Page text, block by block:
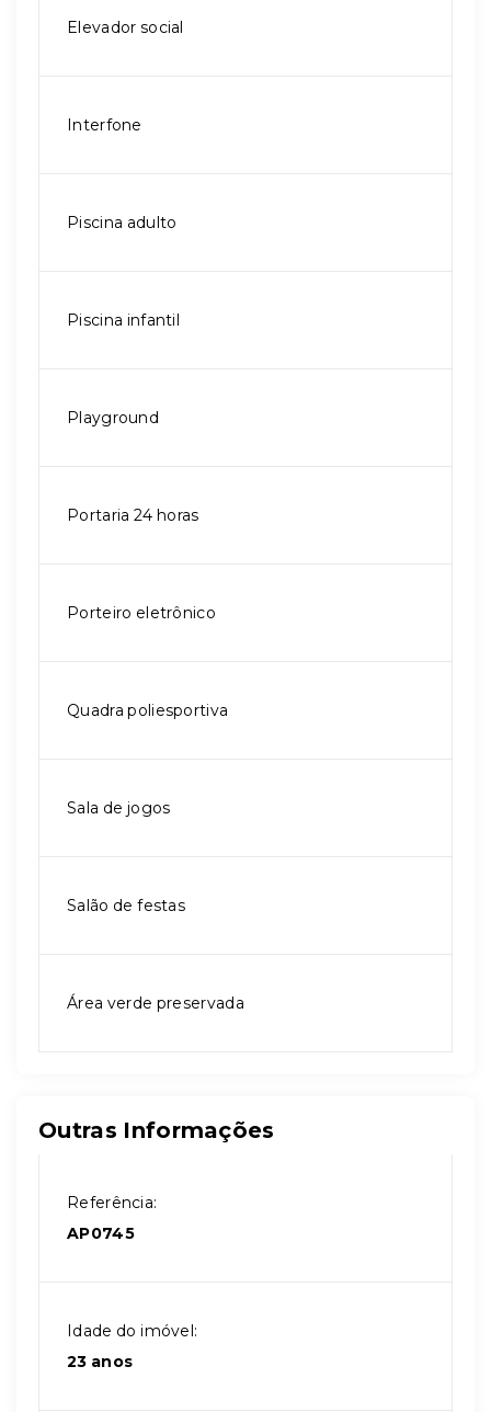
Elevador social
Interfone
Piscina adulto
Piscina infantil
Playground
Portaria 24 horas
Porteiro eletrônico
Quadra poliesportiva
Sala de jogos
Salão de festas
Área verde preservada
Outras Informações
Referência:
AP0745
Idade do imóvel:
23 anos